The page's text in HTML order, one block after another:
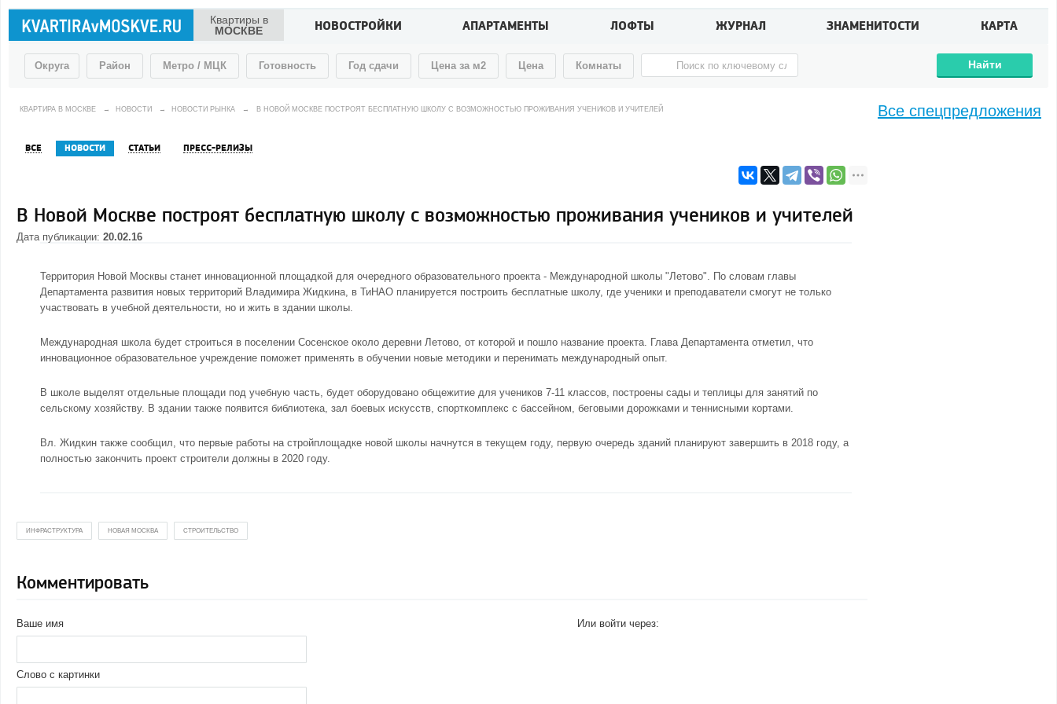
Квартиры в
МОСКВЕ
НОВОСТРОЙКИ АПАРТАМЕНТЫ ЛОФТЫ ЖУРНАЛ ЗНАМЕНИТОСТИ КАРТА
Округа Район Метро / МЦК Готовность Год сдачи Цена за м2 Цена Комнаты Найти
КВАРТИРА В МОСКВЕ → НОВОСТИ → НОВОСТИ РЫНКА → В НОВОЙ МОСКВЕ ПОСТРОЯТ БЕСПЛАТНУЮ ШКОЛУ С ВОЗМОЖНОСТЬЮ ПРОЖИВАНИЯ УЧЕНИКОВ И УЧИТЕЛЕЙ
ВСЕ НОВОСТИ СТАТЬИ ПРЕСС-РЕЛИЗЫ
В Новой Москве построят бесплатную школу с возможностью проживания учеников и учителей
Дата публикации: 20.02.16
Территория Новой Москвы станет инновационной площадкой для очередного образовательного проекта - Международной школы "Летово". По словам главы
Департамента развития новых территорий Владимира Жидкина, в ТиНАО планируется построить бесплатные школу, где ученики и преподаватели смогут не только
участвовать в учебной деятельности, но и жить в здании школы.
Международная школа будет строиться в поселении Сосенское около деревни Летово, от которой и пошло название проекта. Глава Департамента отметил, что
инновационное образовательное учреждение поможет применять в обучении новые методики и перенимать международный опыт.
В школе выделят отдельные площади под учебную часть, будет оборудовано общежитие для учеников 7-11 классов, построены сады и теплицы для занятий по
сельскому хозяйству. В здании также появится библиотека, зал боевых искусств, спорткомплекс с бассейном, беговыми дорожками и теннисными кортами.
Вл. Жидкин также сообщил, что первые работы на стройплощадке новой школы начнутся в текущем году, первую очередь зданий планируют завершить в 2018 году, а
полностью закончить проект строители должны в 2020 году.
ИНФРАСТРУКТУРА НОВАЯ МОСКВА СТРОИТЕЛЬСТВО
Комментировать
Ваше имя
Слово с картинки
Или войти через:
Все спецпредложения